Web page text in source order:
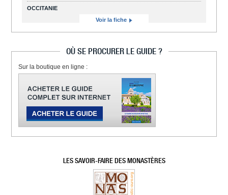
OCCITANIE
Voir la fiche
OÙ SE PROCURER LE GUIDE ?
Sur la boutique en ligne :
LES SAVOIR-FAIRE DES MONASTÈRES